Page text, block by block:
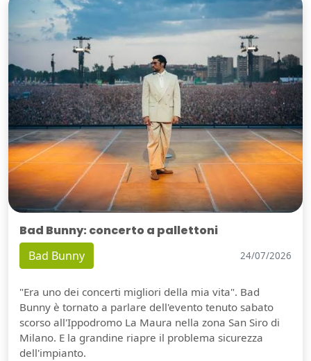
Bad Bunny: concerto a pallettoni
Bad Bunny 24/07/2026
"Era uno dei concerti migliori della mia vita". Bad
Bunny è tornato a parlare dell'evento tenuto sabato
scorso all'Ippodromo La Maura nella zona San Siro di
Milano. E la grandine riapre il problema sicurezza
dell'impianto.